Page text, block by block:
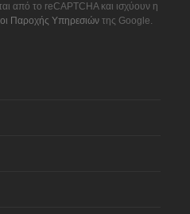
από το reCAPTCHA και ισχύουν η
Παροχής Υπηρεσιών της Google.